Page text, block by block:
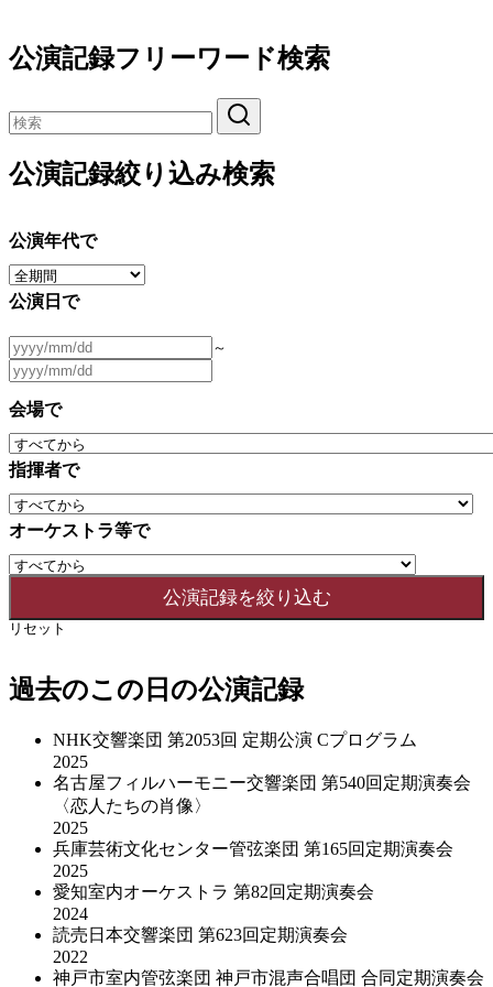
公演記録フリーワード検索
公演記録絞り込み検索
公演年代で
公演日で
～
会場で
指揮者で
オーケストラ等で
リセット
過去のこの日の公演記録
NHK交響楽団 第2053回 定期公演 Cプログラム
2025
名古屋フィルハーモニー交響楽団 第540回定期演奏会
〈恋人たちの肖像〉
2025
兵庫芸術文化センター管弦楽団 第165回定期演奏会
2025
愛知室内オーケストラ 第82回定期演奏会
2024
読売日本交響楽団 第623回定期演奏会
2022
神戸市室内管弦楽団 神戸市混声合唱団 合同定期演奏会